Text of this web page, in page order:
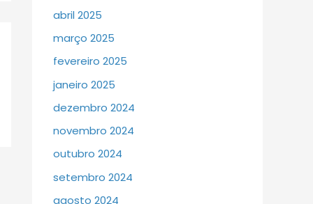
abril 2025
março 2025
fevereiro 2025
janeiro 2025
dezembro 2024
novembro 2024
outubro 2024
setembro 2024
agosto 2024